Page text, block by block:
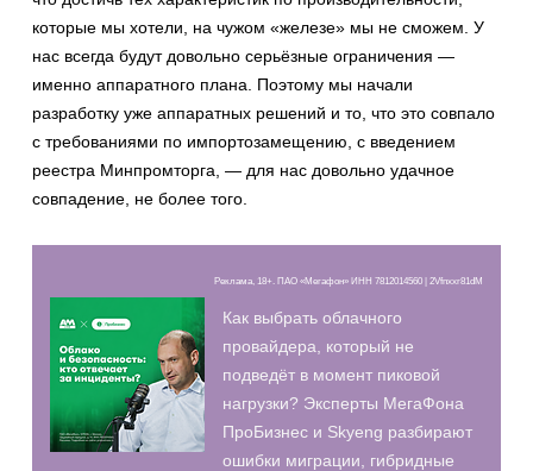
которые мы хотели, на чужом «железе» мы не сможем. У
нас всегда будут довольно серьёзные ограничения —
именно аппаратного плана. Поэтому мы начали
разработку уже аппаратных решений и то, что это совпало
с требованиями по импортозамещению, с введением
реестра Минпромторга, — для нас довольно удачное
совпадение, не более того.
Реклама, 18+. ПАО «Мегафон» ИНН 7812014560 | 2Vfnxxr81dM
Как выбрать облачного
провайдера, который не
подведёт в момент пиковой
нагрузки? Эксперты МегаФона
ПроБизнес и Skyeng разбирают
ошибки миграции, гибридные